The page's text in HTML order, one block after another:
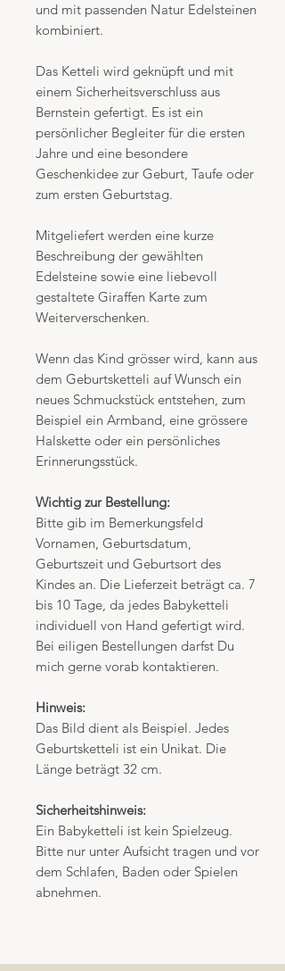
und mit passenden Natur Edelsteinen
kombiniert.
Das Ketteli wird geknüpft und mit
einem Sicherheitsverschluss aus
Bernstein gefertigt. Es ist ein
persönlicher Begleiter für die ersten
Jahre und eine besondere
Geschenkidee zur Geburt, Taufe oder
zum ersten Geburtstag.
Mitgeliefert werden eine kurze
Beschreibung der gewählten
Edelsteine sowie eine liebevoll
gestaltete Giraffen Karte zum
Weiterverschenken.
Wenn das Kind grösser wird, kann aus
dem Geburtsketteli auf Wunsch ein
neues Schmuckstück entstehen, zum
Beispiel ein Armband, eine grössere
Halskette oder ein persönliches
Erinnerungsstück.
Wichtig zur Bestellung:
Bitte gib im Bemerkungsfeld
Vornamen, Geburtsdatum,
Geburtszeit und Geburtsort des
Kindes an. Die Lieferzeit beträgt ca. 7
bis 10 Tage, da jedes Babyketteli
individuell von Hand gefertigt wird.
Bei eiligen Bestellungen darfst Du
mich gerne vorab kontaktieren.
Hinweis:
Das Bild dient als Beispiel. Jedes
Geburtsketteli ist ein Unikat. Die
Länge beträgt 32 cm.
Sicherheitshinweis:
Ein Babyketteli ist kein Spielzeug.
Bitte nur unter Aufsicht tragen und vor
dem Schlafen, Baden oder Spielen
abnehmen.